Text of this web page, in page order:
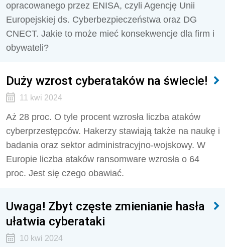
opracowanego przez ENISA, czyli Agencję Unii
Europejskiej ds. Cyberbezpieczeństwa oraz DG
CNECT. Jakie to może mieć konsekwencje dla firm i
obywateli?
Duży wzrost cyberataków na świecie!
11 kwi 2024
Aż 28 proc. O tyle procent wzrosła liczba ataków
cyberprzestępców. Hakerzy stawiają także na naukę i
badania oraz sektor administracyjno-wojskowy. W
Europie liczba ataków ransomware wzrosła o 64
proc. Jest się czego obawiać.
Uwaga! Zbyt częste zmienianie hasła
ułatwia cyberataki
10 kwi 2024